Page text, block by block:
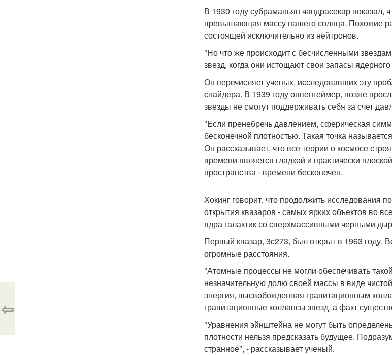
В 1930 году субраманьян чандрасекар показал,
превышающая массу нашего солнца. Похожие
состоящей исключительно из нейтронов.
"Но что же происходит с бесчисленными
звезд, когда они истощают свои запасы
Он перечисляет ученых, исследовавших эту
снайдера. В 1939 году оппенгеймер, позже
звезды не смогут поддерживать себя за счет
"Если пренебречь давлением, сферическая
бесконечной плотностью. Такая точка
Он рассказывает, что все теории о космосе
времени является гладкой и практически
пространства - времени бесконечен.
Хокинг говорит, что продолжить исследования
открытия квазаров - самых ярких объектов во
ядра галактик со сверхмассивными черными
Первый квазар, 3c273, был открыт в 1963 году.
огромные расстояния.
"Атомные процессы не могли обеспечивать
незначительную долю своей массы в виде
энергия, высвобожденная гравитационным
гравитационные коллапсы звезд, а факт
"Уравнения эйнштейна не могут быть
плотности нельзя предсказать будущее.
странное", - рассказывает ученый.
⇦